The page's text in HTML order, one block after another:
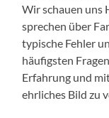
Wir schauen uns
sprechen über
typische Fehler
häufigsten
Erfahrung und
ehrliches Bild zu